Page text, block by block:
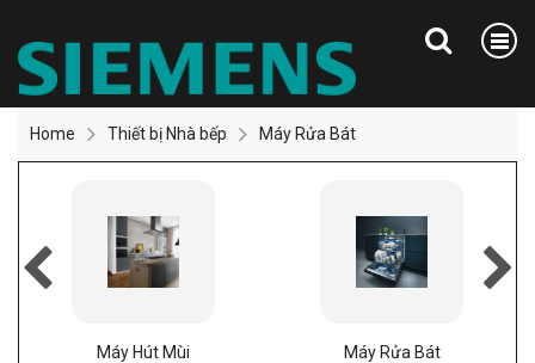
Home Thiết bị Nhà bếp Máy Rửa Bát
Máy Hút Mùi Máy Rửa Bát